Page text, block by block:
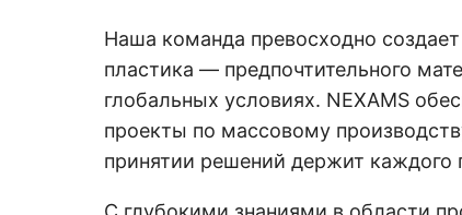
Наша команда превосходно
пластика — предпочтительного
глобальных условиях. NEXAMS
проекты по массовому
принятии решений держит каждого